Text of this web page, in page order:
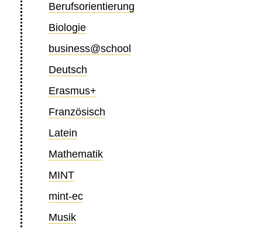
Berufsorientierung
Biologie
business@school
Deutsch
Erasmus+
Französisch
Latein
Mathematik
MINT
mint-ec
Musik